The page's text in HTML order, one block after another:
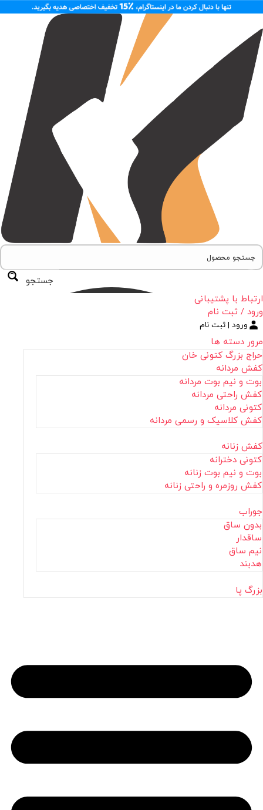
جستجو
ارتباط با پشتیبانی
ورود / ثبت نام
ورود | ثبت نام
مرور دسته ها
حراج بزرگ کتونی خان
کفش مردانه
بوت و نیم بوت مردانه
کفش راحتی مردانه
کتونی مردانه
کفش کلاسیک و رسمی مردانه
کفش زنانه
کتونی دخترانه
بوت و نیم بوت زنانه
کفش روزمره و راحتی زنانه
جوراب
بدون ساق
ساقدار
نیم ساق
هدبند
بزرگ پا